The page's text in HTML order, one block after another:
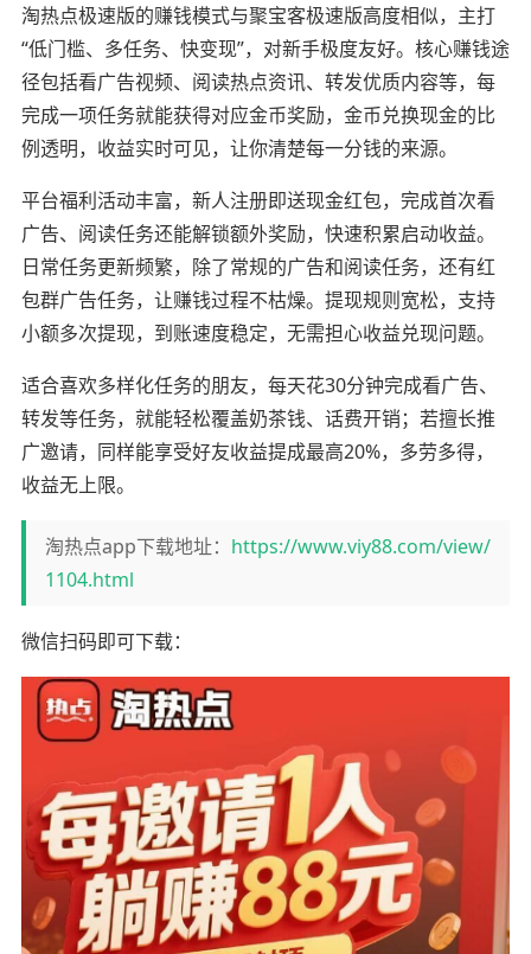
淘热点极速版的赚钱模式与聚宝客极速版高度相似，主打
“低门槛、多任务、快变现”，对新手极度友好。核心赚钱途
径包括看广告视频、阅读热点资讯、转发优质内容等，每
完成一项任务就能获得对应金币奖励，金币兑换现金的比
例透明，收益实时可见，让你清楚每一分钱的来源。
平台福利活动丰富，新人注册即送现金红包，完成首次看
广告、阅读任务还能解锁额外奖励，快速积累启动收益。
日常任务更新频繁，除了常规的广告和阅读任务，还有红
包群广告任务，让赚钱过程不枯燥。提现规则宽松，支持
小额多次提现，到账速度稳定，无需担心收益兑现问题。
适合喜欢多样化任务的朋友，每天花30分钟完成看广告、
转发等任务，就能轻松覆盖奶茶钱、话费开销；若擅长推
广邀请，同样能享受好友收益提成最高20%，多劳多得，
收益无上限。
淘热点app下载地址： https://www.viy88.com/view/
1104.html
微信扫码即可下载：